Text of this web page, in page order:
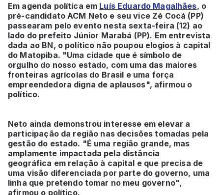
Em agenda política em Luís Eduardo Magalhães, o
pré-candidato ACM Neto e seu vice Zé Cocá (PP)
passearam pelo evento nesta sexta-feira (12) ao
lado do prefeito Júnior Marabá (PP). Em entrevista
dada ao BN, o político não poupou elogios à capital
do Matopiba. "Uma cidade que é símbolo de
orgulho do nosso estado, com uma das maiores
fronteiras agrícolas do Brasil e uma força
empreendedora digna de aplausos", afirmou o
político.
Neto ainda demonstrou interesse em elevar a
participação da região nas decisões tomadas pela
gestão do estado. "É uma região grande, mas
amplamente impactada pela distância
geográfica em relação à capital e que precisa de
uma visão diferenciada por parte do governo, uma
linha que pretendo tomar no meu governo",
afirmou o político.